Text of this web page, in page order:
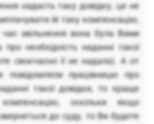
надасть таку довідку, це не
їй таку компенсацію,
час звільнення вона була Вами
про необхідність наданні такої
своєчасно її не надала). А от
працівницю про
такої довідки, то краще
оскільки якщо
до суду, то Ви будете